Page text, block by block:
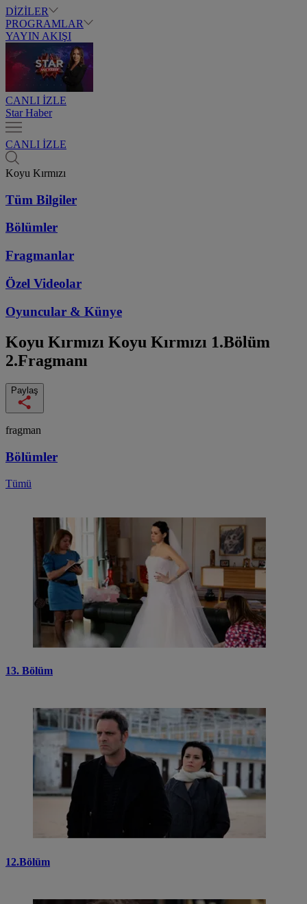
DİZİLER
PROGRAMLAR
YAYIN AKIŞI
CANLI İZLE
Star Haber
CANLI İZLE
Koyu Kırmızı
Tüm Bilgiler
Bölümler
Fragmanlar
Özel Videolar
Oyuncular & Künye
Koyu Kırmızı Koyu Kırmızı 1.Bölüm
2.Fragmanı
Paylaş
fragman
Bölümler
Tümü
13. Bölüm
12.Bölüm